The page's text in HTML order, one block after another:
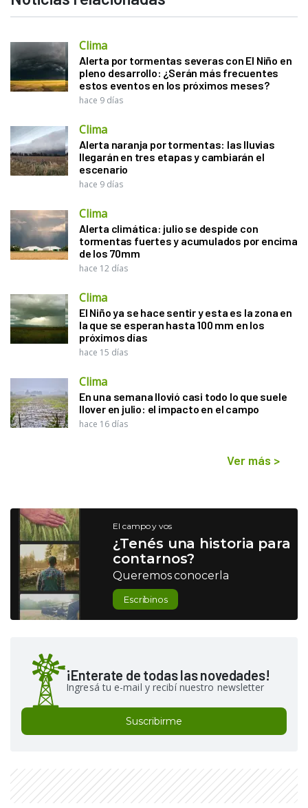
Clima
Alerta por tormentas severas con El Niño en
pleno desarrollo: ¿Serán más frecuentes
estos eventos en los próximos meses?
hace 9 días
Clima
Alerta naranja por tormentas: las lluvias
llegarán en tres etapas y cambiarán el
escenario
hace 9 días
Clima
Alerta climática: julio se despide con
tormentas fuertes y acumulados por encima
de los 70mm
hace 12 días
Clima
El Niño ya se hace sentir y esta es la zona en
la que se esperan hasta 100 mm en los
próximos días
hace 15 días
Clima
En una semana llovió casi todo lo que suele
llover en julio: el impacto en el campo
hace 16 días
Ver más >
El campo y vos
¿Tenés una historia para
contarnos?
Queremos conocerla
Escribinos
¡Enterate de todas las novedades!
Ingresá tu e-mail y recibí nuestro newsletter
Suscribirme